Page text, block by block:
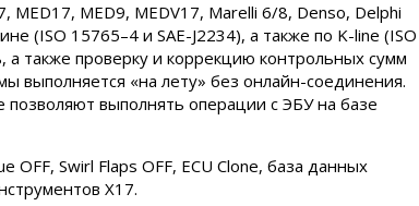
MED9, MEDV17, Marelli 6/8, Denso, Delphi
(ISO 15765–4 и SAE-J2234), а также по K-line (ISO
также проверку и коррекцию контрольных сумм
выполняется «на лету» без онлайн-соединения.
позволяют выполнять операции с ЭБУ на базе
Swirl Flaps OFF, ECU Clone, база данных
X17.